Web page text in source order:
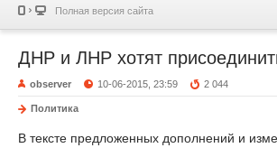
Полная версия сайта
ДНР и ЛНР хотят
observer 10-06-2015, 23:59 2 044
Политика
В тексте предложенных дополнений и